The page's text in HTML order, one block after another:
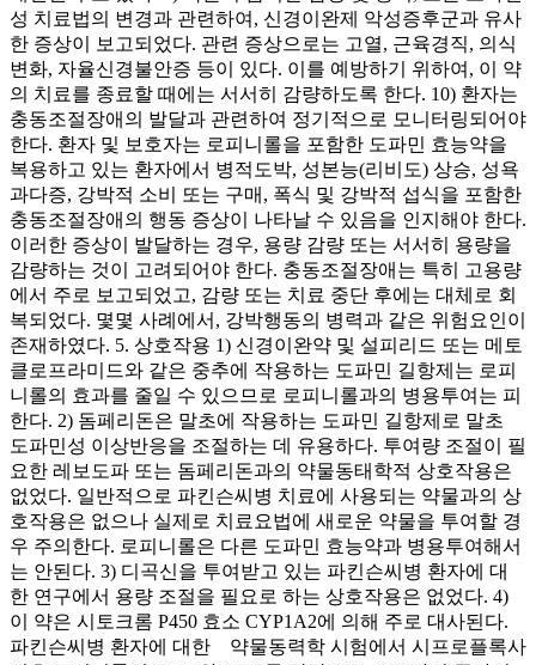
성 치료법의 변경과 관련하여, 신경이완제 악성증후군과 유사
한 증상이 보고되었다. 관련 증상으로는 고열, 근육경직, 의식
변화, 자율신경불안증 등이 있다. 이를 예방하기 위하여, 이 약
의 치료를 종료할 때에는 서서히 감량하도록 한다. 10) 환자는
충동조절장애의 발달과 관련하여 정기적으로 모니터링되어야
한다. 환자 및 보호자는 로피니롤을 포함한 도파민 효능약을
복용하고 있는 환자에서 병적도박, 성본능(리비도) 상승, 성욕
과다증, 강박적 소비 또는 구매, 폭식 및 강박적 섭식을 포함한
충동조절장애의 행동 증상이 나타날 수 있음을 인지해야 한다.
이러한 증상이 발달하는 경우, 용량 감량 또는 서서히 용량을
감량하는 것이 고려되어야 한다. 충동조절장애는 특히 고용량
에서 주로 보고되었고, 감량 또는 치료 중단 후에는 대체로 회
복되었다. 몇몇 사례에서, 강박행동의 병력과 같은 위험요인이
존재하였다. 5. 상호작용 1) 신경이완약 및 설피리드 또는 메토
클로프라미드와 같은 중추에 작용하는 도파민 길항제는 로피
니롤의 효과를 줄일 수 있으므로 로피니롤과의 병용투여는 피
한다. 2) 돔페리돈은 말초에 작용하는 도파민 길항제로 말초
도파민성 이상반응을 조절하는 데 유용하다. 투여량 조절이 필
요한 레보도파 또는 돔페리돈과의 약물동태학적 상호작용은
없었다. 일반적으로 파킨슨씨병 치료에 사용되는 약물과의 상
호작용은 없으나 실제로 치료요법에 새로운 약물을 투여할 경
우 주의한다. 로피니롤은 다른 도파민 효능약과 병용투여해서
는 안된다. 3) 디곡신을 투여받고 있는 파킨슨씨병 환자에 대
한 연구에서 용량 조절을 필요로 하는 상호작용은 없었다. 4)
이 약은 시토크롬 P450 효소 CYP1A2에 의해 주로 대사된다.
파킨슨씨병 환자에 대한 약물동력학 시험에서 시프로플록사